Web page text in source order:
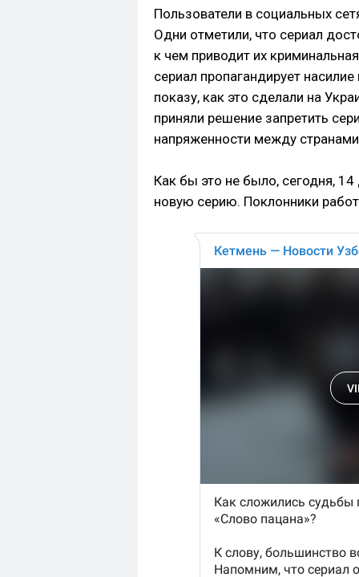
Пользователи в социальных
Одни отметили, что сериал
к чем приводит их
сериал пропагандирует
показу, как это сделали на
приняли решение запретить
напряженности между
Как бы это не было, сегодня,
новую серию. Поклонники